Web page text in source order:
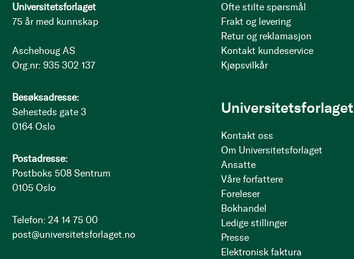
Universitetsforlaget
75 år med kunnskap
Aschehoug AS
Org.nr: 935 302 137
Besøksadresse:
Sehesteds gate 3
0164 Oslo
Postadresse:
Postboks 508 Sentrum
0105 Oslo
Telefon: 24 14 75 00
post@universitetsforlaget.no
Ofte stilte spørsmål
Frakt og levering
Retur og reklamasjon
Kontakt kundeservice
Kjøpsvilkår
Universitetsforlaget
Kontakt oss
Om Universitetsforlaget
Ansatte
Våre forfattere
Foreleser
Bokhandel
Ledige stillinger
Presse
Elektronisk faktura